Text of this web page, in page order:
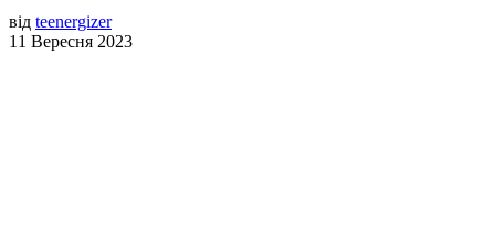
від teenergizer
11 Вересня 2023